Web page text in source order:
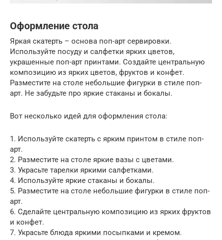
Оформление стола
Яркая скатерть – основа поп-арт сервировки.
Используйте посуду и салфетки ярких цветов,
украшенные поп-арт принтами. Создайте центральную
композицию из ярких цветов, фруктов и конфет.
Разместите на столе небольшие фигурки в стиле поп-
арт. Не забудьте про яркие стаканы и бокалы.
Вот несколько идей для оформления стола:
1. Используйте скатерть с ярким принтом в стиле поп-
арт.
2. Разместите на столе яркие вазы с цветами.
3. Украсьте тарелки яркими салфетками.
4. Используйте яркие стаканы и бокалы.
5. Разместите на столе небольшие фигурки в стиле поп-
арт.
6. Сделайте центральную композицию из ярких фруктов
и конфет.
7. Украсьте блюда яркими посыпками и кремом.